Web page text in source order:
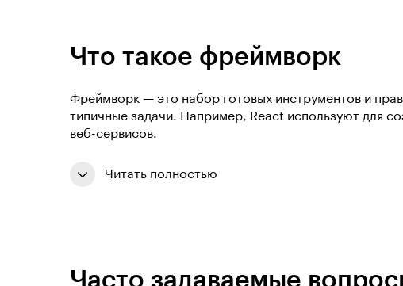
Что такое фреймворк
Фреймворк — это набор готовых инструментов и
типичные задачи. Например, React используют для
веб-сервисов.
Читать полностью
Часто задаваемые